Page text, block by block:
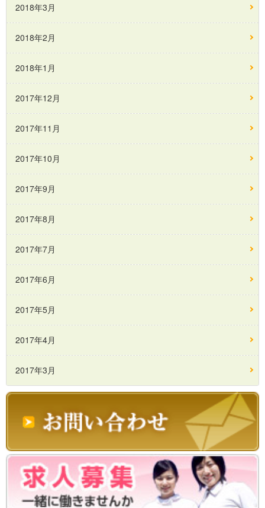
2018年3月
2018年2月
2018年1月
2017年12月
2017年11月
2017年10月
2017年9月
2017年8月
2017年7月
2017年6月
2017年5月
2017年4月
2017年3月